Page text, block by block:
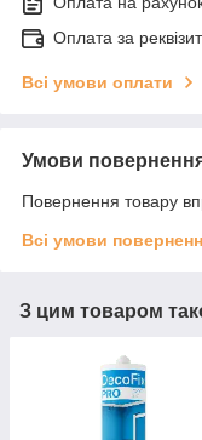
Оплата за
Всі умови оплати
Умови
Повернення товару
Всі умови
З цим товаром